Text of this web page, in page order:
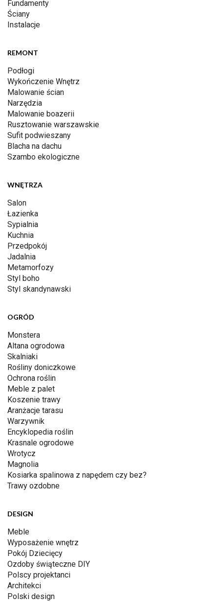
Fundamenty
Ściany
Instalacje
REMONT
Podłogi
Wykończenie Wnętrz
Malowanie ścian
Narzędzia
Malowanie boazerii
Rusztowanie warszawskie
Sufit podwieszany
Blacha na dachu
Szambo ekologiczne
WNĘTRZA
Salon
Łazienka
Sypialnia
Kuchnia
Przedpokój
Jadalnia
Metamorfozy
Styl boho
Styl skandynawski
OGRÓD
Monstera
Altana ogrodowa
Skalniaki
Rośliny doniczkowe
Ochrona roślin
Meble z palet
Koszenie trawy
Aranżacje tarasu
Warzywnik
Encyklopedia roślin
Krasnale ogrodowe
Wrotycz
Magnolia
Kosiarka spalinowa z napędem czy bez?
Trawy ozdobne
DESIGN
Meble
Wyposażenie wnętrz
Pokój Dziecięcy
Ozdoby świąteczne DIY
Polscy projektanci
Architekci
Polski design